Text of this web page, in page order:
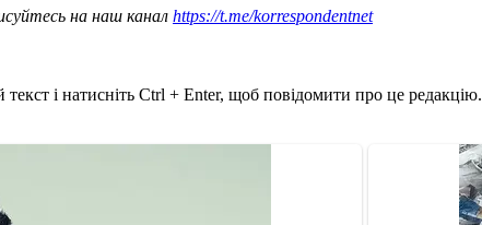
на наш канал https://t.me/korrespondentnet
і натисніть Ctrl + Enter, щоб повідомити про це редакцію.